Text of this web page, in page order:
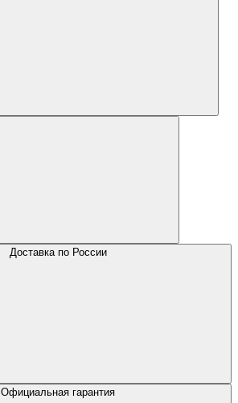
Доставка по России
Официальная гарантия